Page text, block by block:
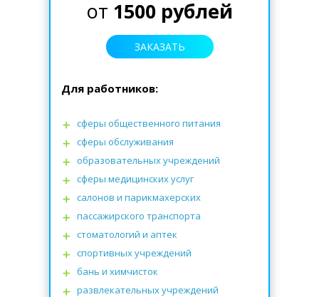
от 1500 рублей
ЗАКАЗАТЬ
Для работников:
сферы общественного питания
сферы обслуживания
образовательных учреждений
сферы медицинских услуг
салонов и парикмахерских
пассажирского транспорта
стоматологий и аптек
спортивных учреждений
бань и химчисток
развлекательных учреждений